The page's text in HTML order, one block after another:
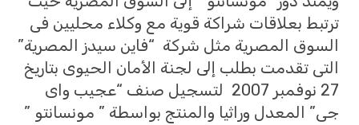
ترتبط بعلاقات شراكة قوية مع وكلاء محليين فى
السوق المصرية مثل شركة “فاين سيدز المصرية”
التى تقدمت بطلب إلى لجنة الأمان الحيوى بتاريخ
27 نوفمبر 2007 لتسجيل صنف “عجيب واى
جى” المعدل وراثيا والمنتج بواسطة ” مونسانتو ”